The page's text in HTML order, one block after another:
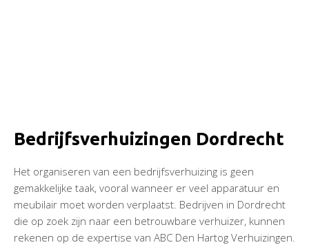
Bedrijfsverhuizingen Dordrecht
Het organiseren van een bedrijfsverhuizing is geen
gemakkelijke taak, vooral wanneer er veel apparatuur en
meubilair moet worden verplaatst. Bedrijven in Dordrecht
die op zoek zijn naar een betrouwbare verhuizer, kunnen
rekenen op de expertise van ABC Den Hartog Verhuizingen.